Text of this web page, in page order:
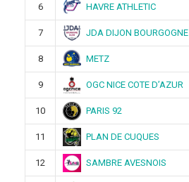
6 HAVRE ATHLETIC
7 JDA DIJON BOURGOGNE
8 METZ
9 OGC NICE COTE D’AZUR
10 PARIS 92
11 PLAN DE CUQUES
12 SAMBRE AVESNOIS